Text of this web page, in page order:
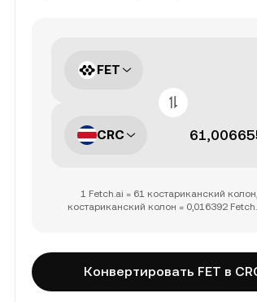
FET
CRC
1 Fetch.ai = 61 костариканский
костариканский колон = 0,016392
Конвертировать FET в